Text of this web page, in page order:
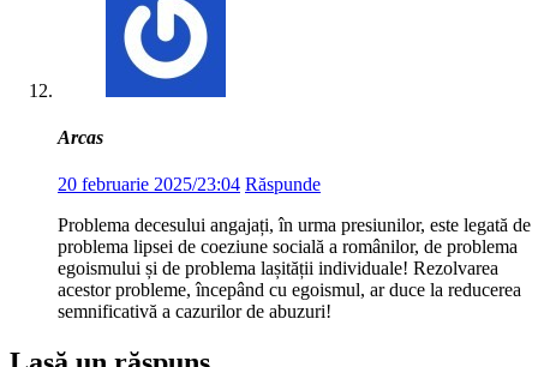
Arcas
20 februarie 2025/23:04 Răspunde
Problema decesului angajați, în urma presiunilor, este legată de
problema lipsei de coeziune socială a românilor, de problema
egoismului și de problema lașității individuale! Rezolvarea
acestor probleme, începând cu egoismul, ar duce la reducerea
semnificativă a cazurilor de abuzuri!